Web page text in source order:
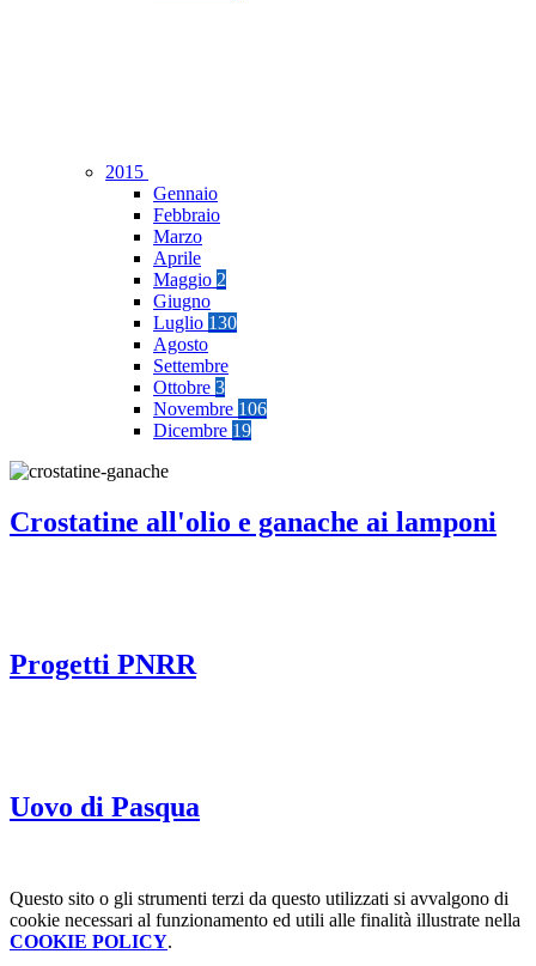
2015
Gennaio
Febbraio
Marzo
Aprile
Maggio 2
Giugno
Luglio 130
Agosto
Settembre
Ottobre 3
Novembre 106
Dicembre 19
Crostatine all'olio e ganache ai lamponi
Progetti PNRR
Uovo di Pasqua
Questo sito o gli strumenti terzi da questo utilizzati si avvalgono di
cookie necessari al funzionamento ed utili alle finalità illustrate nella
COOKIE POLICY.